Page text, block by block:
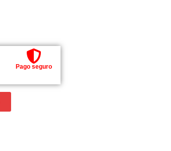
Pago seguro